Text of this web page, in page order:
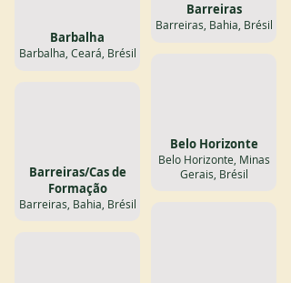
Barbalha
Barbalha, Ceará, Brésil
Barreiras/Cas de
Formação
Barreiras, Bahia, Brésil
Barreiras
Barreiras, Bahia, Brésil
Belo Horizonte
Belo Horizonte, Minas
Gerais, Brésil